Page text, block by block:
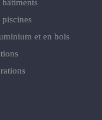
et en bois